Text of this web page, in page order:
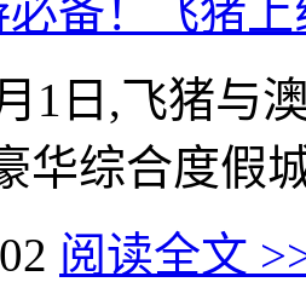
备！飞猪
1日,飞猪与
华综合度假
阅读全文